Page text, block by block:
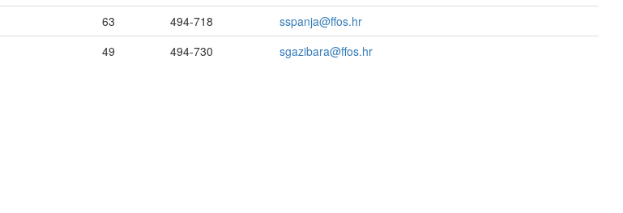
63 494-718
sspanja@ffos.hr
49 494-730 sgazibara@ffos.hr